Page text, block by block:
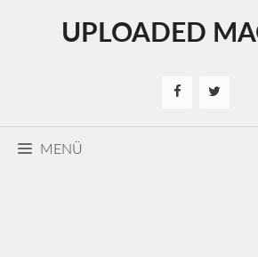
UPLOADED
MENÜ